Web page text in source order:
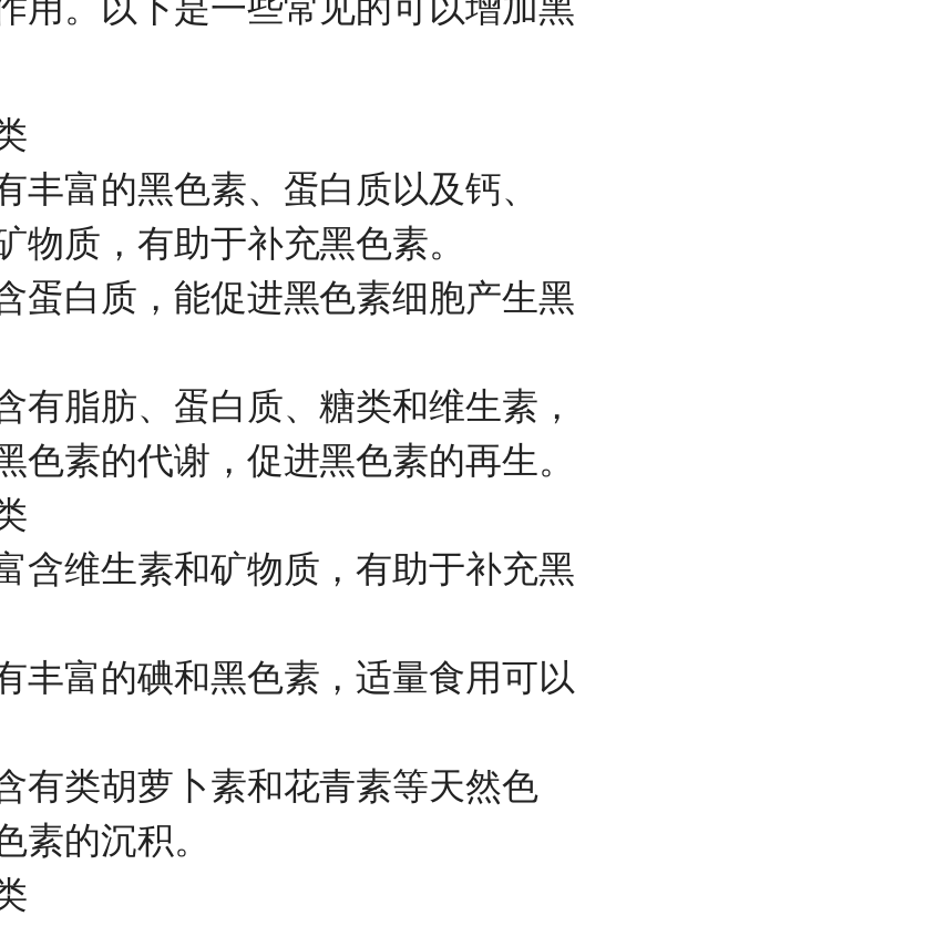
用。以下是一些常见的可以增加黑
富的黑色素、蛋白质以及钙、
物质，有助于补充黑色素。
白质，能促进黑色素细胞产生黑
脂肪、蛋白质、糖类和维生素，
色素的代谢，促进黑色素的再生。
维生素和矿物质，有助于补充黑
富的碘和黑色素，适量食用可以
类胡萝卜素和花青素等天然色
素的沉积。